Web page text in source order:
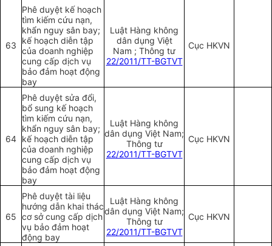
63
Phê duyệt kế hoạch
tìm kiếm cứu nạn,
khẩn nguy sân bay;
kế hoạch diễn tập
của doanh nghiệp
cung cấp dịch vụ
bảo đảm hoạt động
bay
Luật Hàng không
dân dụng Việt
Nam ; Thông tư
22/2011/TT-BGTVT
Cục HKVN
64
Phê duyệt sửa đổi,
bổ sung kế hoạch
tìm kiếm cứu nạn,
khẩn nguy sân bay;
kế hoạch diễn tập
của doanh nghiệp
cung cấp dịch vụ
bảo đảm hoạt động
bay
Luật Hàng không
dân dụng Việt Nam;
Thông tư
22/2011/TT-BGTVT
Cục HKVN
65
Phê duyệt tài liệu
hướng dẫn khai thác
cơ sở cung cấp dịch
vụ bảo đảm hoạt
động bay
Luật Hàng không
dân dụng Việt Nam;
Thông tư
22/2011/TT-BGTVT
Cục HKVN